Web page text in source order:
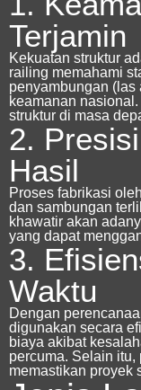
Terjamin
Kekuatan struktur
railing memahami
penyambungan (las
keamanan
struktur di masa
2.
Hasil
Proses fabrikasi
dan sambungan
khawatir akan
yang dapat
3.
Waktu
Dengan
digunakan secara
biaya akibat
percuma. Selain itu,
memastikan proyek